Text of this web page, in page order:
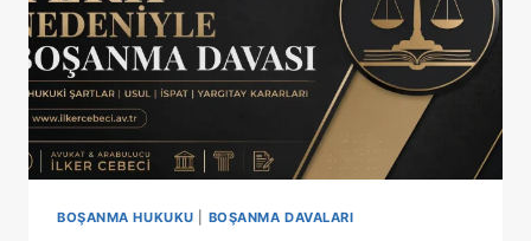
BOŞANMA HUKUKU BOŞANMA DAVALARI